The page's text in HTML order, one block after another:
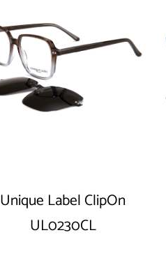
Unique Label ClipOn
UL0230CL